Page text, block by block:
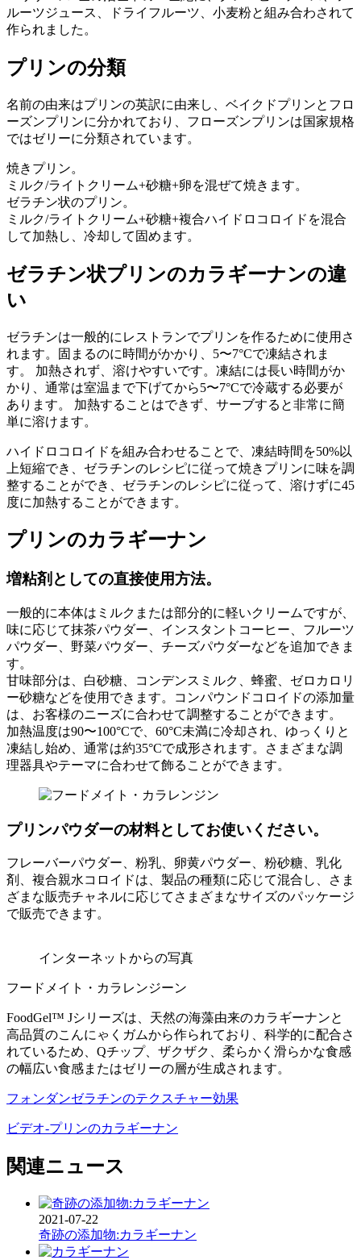
ルーツジュース、ドライフルーツ、小麦粉と組み合わされて
作られました。
プリンの分類
名前の由来はプリンの英訳に由来し、ベイクドプリンとフロ
ーズンプリンに分かれており、フローズンプリンは国家規格
ではゼリーに分類されています。
焼きプリン。
ミルク/ライトクリーム+砂糖+卵を混ぜて焼きます。
ゼラチン状のプリン。
ミルク/ライトクリーム+砂糖+複合ハイドロコロイドを混合
して加熱し、冷却して固めます。
ゼラチン状プリンのカラギーナンの違
い
ゼラチンは一般的にレストランでプリンを作るために使用さ
れます。固まるのに時間がかかり、5〜7°Cで凍結されま
す。 加熱されず、溶けやすいです。凍結には長い時間がか
かり、通常は室温まで下げてから5〜7°Cで冷蔵する必要が
あります。 加熱することはできず、サーブすると非常に簡
単に溶けます。
ハイドロコロイドを組み合わせることで、凍結時間を50%以
上短縮でき、ゼラチンのレシピに従って焼きプリンに味を調
整することができ、ゼラチンのレシピに従って、溶けずに45
度に加熱することができます。
プリンのカラギーナン
増粘剤としての直接使用方法。
一般的に本体はミルクまたは部分的に軽いクリームですが、
味に応じて抹茶パウダー、インスタントコーヒー、フルーツ
パウダー、野菜パウダー、チーズパウダーなどを追加できま
す。
甘味部分は、白砂糖、コンデンスミルク、蜂蜜、ゼロカロリ
ー砂糖などを使用できます。コンパウンドコロイドの添加量
は、お客様のニーズに合わせて調整することができます。
加熱温度は90〜100°Cで、60°C未満に冷却され、ゆっくりと
凍結し始め、通常は約35°Cで成形されます。さまざまな調
理器具やテーマに合わせて飾ることができます。
プリンパウダーの材料としてお使いください。
フレーバーパウダー、粉乳、卵黄パウダー、粉砂糖、乳化
剤、複合親水コロイドは、製品の種類に応じて混合し、さま
ざまな販売チャネルに応じてさまざまなサイズのパッケージ
で販売できます。
インターネットからの写真
フードメイト・カラレンジーン
FoodGel™ Jシリーズは、天然の海藻由来のカラギーナンと
高品質のこんにゃくガムから作られており、科学的に配合さ
れているため、Qチップ、ザクザク、柔らかく滑らかな食感
の幅広い食感またはゼリーの層が生成されます。
フォンダンゼラチンのテクスチャー効果
ビデオ-プリンのカラギーナン
関連ニュース
2021-07-22
奇跡の添加物:カラギーナン